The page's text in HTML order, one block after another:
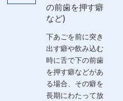
の前歯を押す癖
など)
下あごを前に突き
出す癖や飲み込む
時に舌で下の前歯
を押す癖などがあ
る場合、その癖を
長期にわたって放